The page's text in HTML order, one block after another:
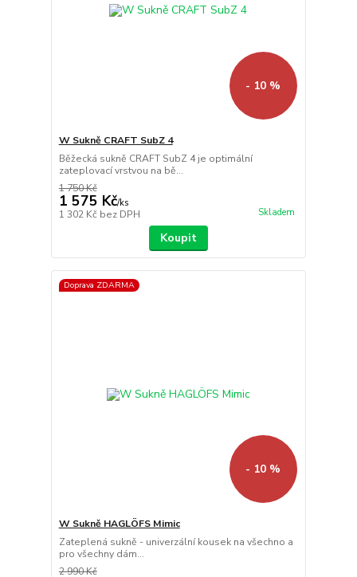
- 10 %
W Sukně CRAFT SubZ 4
Běžecká sukně CRAFT SubZ 4 je optimální
zateplovací vrstvou na bě...
1 750 Kč
1 575 Kč/ks
1 302 Kč bez DPH Skladem
Koupit
Doprava ZDARMA
- 10 %
W Sukně HAGLÖFS Mimic
Zateplená sukně - univerzální kousek na všechno a
pro všechny dám...
2 990 Kč